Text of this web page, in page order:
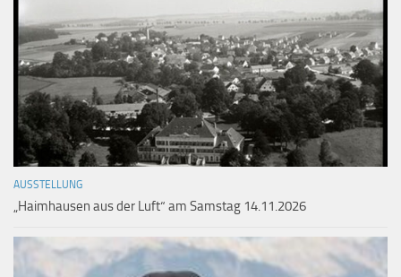
AUSSTELLUNG
„Haimhausen aus der Luft“ am Samstag 14.11.2026